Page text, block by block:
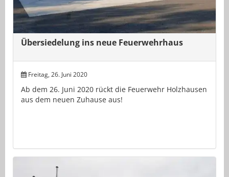
Übersiedelung ins neue Feuerwehrhaus
Freitag, 26. Juni 2020
Ab dem 26. Juni 2020 rückt die Feuerwehr Holzhausen
aus dem neuen Zuhause aus!